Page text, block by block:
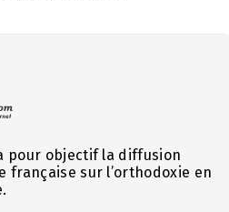
pour objectif la diffusion
française sur l’orthodoxie en